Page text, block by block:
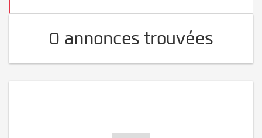
0 annonces trouvées